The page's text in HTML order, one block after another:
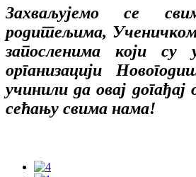
Захваљујемо се
родитељима,
запосленима који су
организацији
учинили да овај
сећању свима нама!